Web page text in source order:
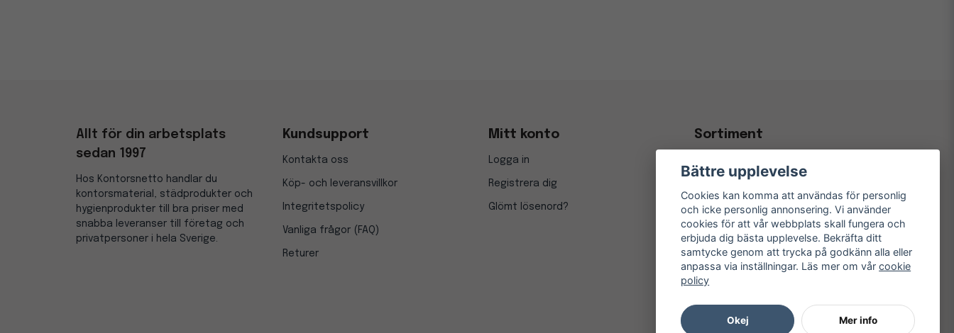
Allt för din arbetsplats
sedan 1997
Hos Kontorsnetto handlar du
kontorsmaterial, städprodukter och
hygienprodukter till bra priser med
snabba leveranser till företag och
privatpersoner i hela Sverige.
Kundsupport
Kontakta oss
Köp- och leveransvillkor
Integritetspolicy
Vanliga frågor (FAQ)
Returer
Mitt konto
Logga in
Registrera dig
Glömt lösenord?
Sortiment
Hygien- & Städprodukter
Inredning & Konferens
Elektronik
Kampanjer
Bättre upplevelse
Cookies kan komma att användas för personlig
och icke personlig annonsering. Vi använder
cookies för att vår webbplats skall fungera och
erbjuda dig bästa upplevelse. Bekräfta ditt
samtycke genom att trycka på godkänn alla eller
anpassa via inställningar. Läs mer om vårcookie
policy
Okej Mer info